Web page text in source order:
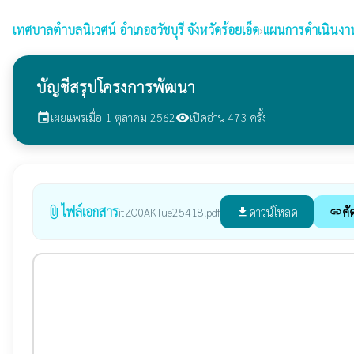
เทศบาลตำบลนิเวศน์ อำเภอธวัชบุรี จังหวัดร้อยเอ็ด›แผนการดำเนินง
บัญชีสรุปโครงการพัฒนา
eventเผยแพร่เมื่อ 1 ตุลาคม 2562visibilityเปิดอ่าน 473 ครั้ง
attach_file ไฟล์เอกสารitZQ0AKTue25418.pdf file_download ดาวน์โหลด linkคั